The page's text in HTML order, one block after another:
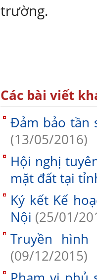
trường.
Các bài viết
Đảm bảo tần
(13/05/2016)
Hội nghị
mặt đất tại
Ký kết Kế
Nội (25/01/
Truyền
(09/12/2015)